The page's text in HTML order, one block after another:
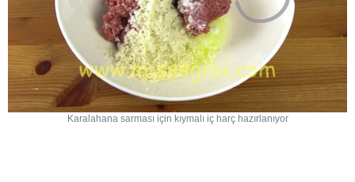
Karalahana sarması için kıymalı iç harç hazırlanıyor